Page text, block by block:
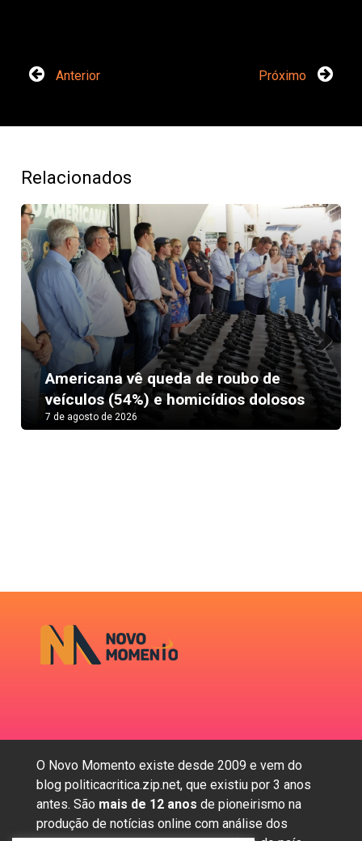
Anterior Próximo
Relacionados
Americana vê queda de roubo de
veículos (54%) e homicídios dolosos
7 de agosto de 2026
Next
O Novo Momento existe desde 2009 e vem do
blog politicacritica.zip.net, que existiu por 3 anos
antes. São mais de 12 anos de pioneirismo na
produção de notícias online com análise dos